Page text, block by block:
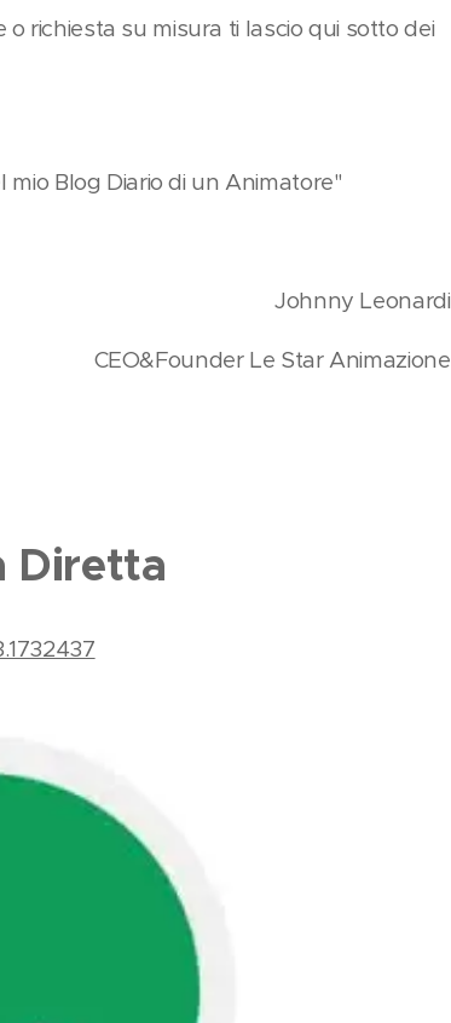
richiesta su misura ti lascio qui sotto dei
Blog Diario di un Animatore"
Johnny Leonardi
CEO&Founder Le Star Animazione
Diretta